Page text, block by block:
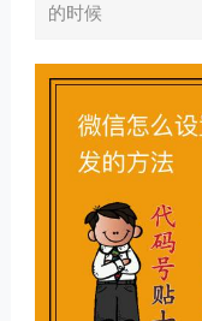
的时候